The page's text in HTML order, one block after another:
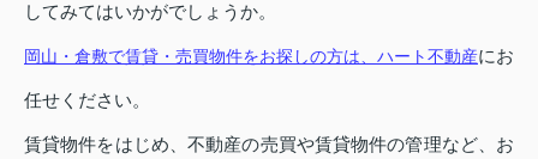
してみてはいかがでしょうか。
岡山・倉敷で賃貸・売買物件をお探しの方は、ハート不動産にお
任せください。
賃貸物件をはじめ、不動産の売買や賃貸物件の管理など、お